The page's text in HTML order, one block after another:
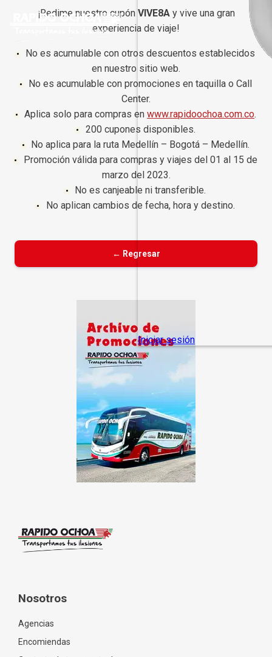
¡Redime nuestro cupón VIVE8A y vive una gran
experiencia de viaje!
No es acumulable con otros descuentos establecidos
en nuestro sitio web.
No es acumulable con promociones en taquilla o Call
Center.
Aplica solo para compras enwww.rapidoochoa.com.co.
200 cupones disponibles.
No aplica para la ruta Medellín – Bogotá – Medellín.
Promoción válida para compras y viajes del 01 al 15 de
marzo del 2023.
No es canjeable ni transferible.
No aplican cambios de fecha, hora y destino.
← Regresar
Nosotros
Agencias
Encomiendas